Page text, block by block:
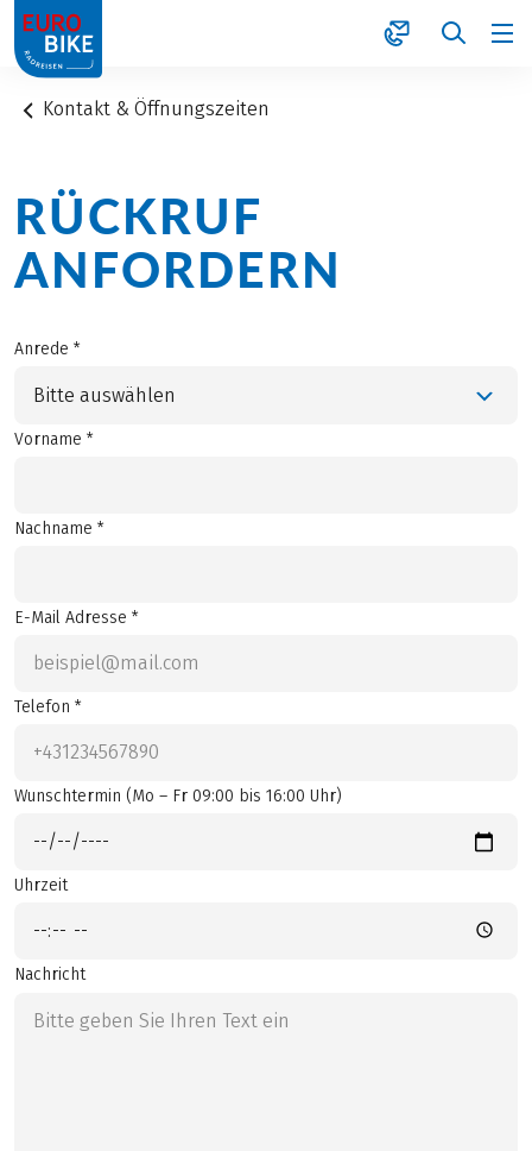
1
Kontakt & Öffnungszeiten
RÜCKRUF
ANFORDERN
Anrede *
Bitte auswählen
Vorname *
Nachname *
E-Mail Adresse *
Telefon *
Wunschtermin (Mo – Fr 09:00 bis 16:00 Uhr)
Uhrzeit
Nachricht